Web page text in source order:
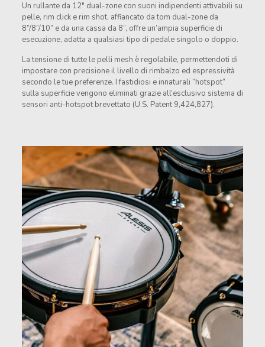
Un rullante da 12″ dual-zone con suoni indipendenti attivabili su
pelle, rim click e rim shot, affiancato da tom dual-zone da
8”/8”/10” e da una cassa da 8”, offre un’ampia superficie di
esecuzione, adatta a qualsiasi tipo di pedale singolo o doppio.
La tensione di tutte le pelli mesh è regolabile, permettendoti di
impostare con precisione il livello di rimbalzo ed espressività
secondo le tue preferenze. I fastidiosi e innaturali “hotspot”
sulla superficie vengono eliminati grazie all’esclusivo sistema di
sensori anti-hotspot brevettato (U.S. Patent 9,424,827).